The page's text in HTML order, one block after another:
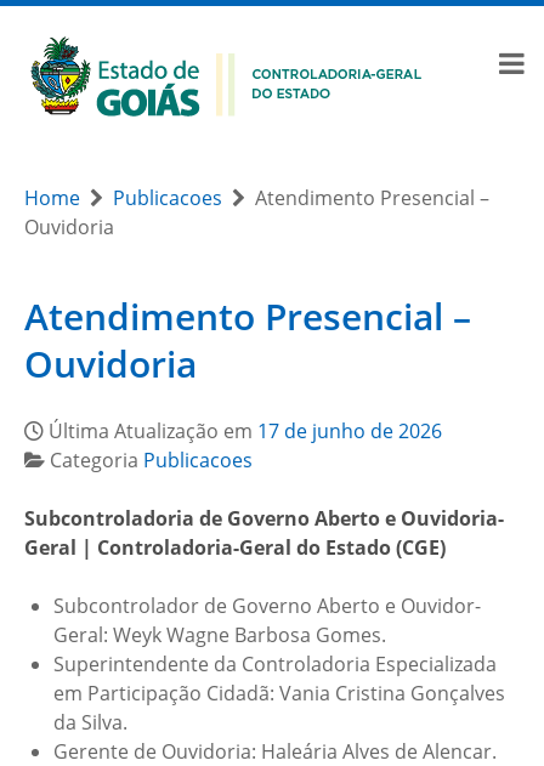
Home Publicacoes
Atendimento Presencial –
Ouvidoria
Atendimento Presencial –
Ouvidoria
Última Atualização em 17 de junho de 2026
Categoria Publicacoes
Subcontroladoria de Governo Aberto e Ouvidoria-
Geral | Controladoria-Geral do Estado (CGE)
Subcontrolador de Governo Aberto e Ouvidor-
Geral: Weyk Wagne Barbosa Gomes.
Superintendente da Controladoria Especializada
em Participação Cidadã: Vania Cristina Gonçalves
da Silva.
Gerente de Ouvidoria: Haleária Alves de Alencar.